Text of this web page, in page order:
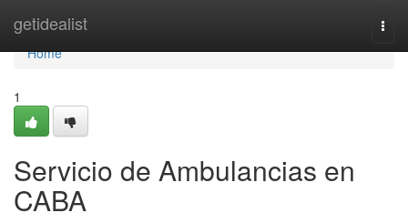
getidealist
Home
Home
1
Servicio de Ambulancias en
CABA